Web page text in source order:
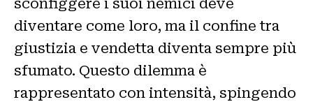
diventare come loro, ma il confine tra
giustizia e vendetta diventa sempre più
sfumato. Questo dilemma è
rappresentato con intensità, spingendo